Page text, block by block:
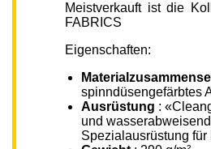
Meistverkauft ist die
FABRICS
Eigenschaften:
spinndüsengefärbtes
Ausrüstung :
und
Spezialausrüstung für